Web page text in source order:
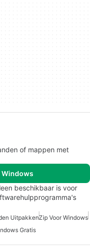
of mappen met
beschikbaar is voor
UitpakkenZip Voor Windows
Gratis